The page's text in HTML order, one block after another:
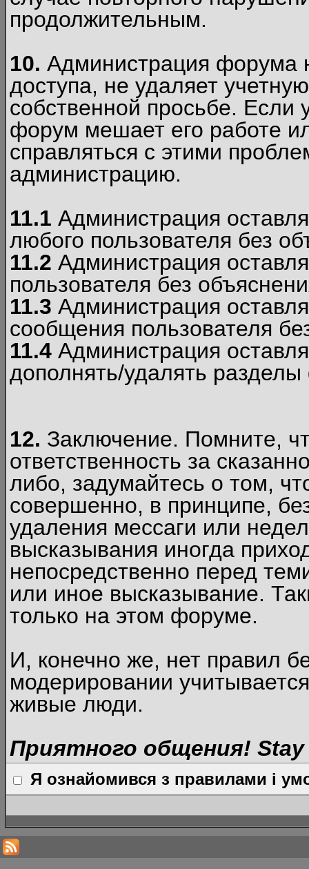
продолжительным.
10. Администрация форума
доступа, не удаляет
собственной просьбе. Если
форум мешает его работе
справляться с этими
администрацию.
11.1 Администрация
любого пользователя без
11.2 Администрация
пользователя без
11.3 Администрация
сообщения пользователя
11.4 Администрация
дополнять/удалять
12. Заключение. Помните,
ответственность за
либо, задумайтесь о том,
совершенно, в принципе,
удаления мессаги или
высказывания иногда
непосредственно перед
или иное высказывание.
только на этом форуме.
И, конечно же, нет правил
модерировании
живые люди.
Приятного общения! Stay
Я ознайомився з правилами і